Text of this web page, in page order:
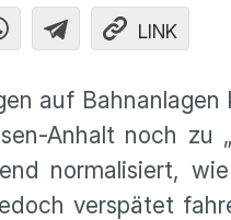
LINK
auf
Anhalt noch zu
norma­li­siert,
verspätet